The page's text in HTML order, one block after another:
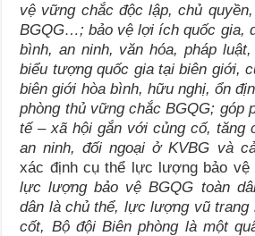
vệ vững chắc độc lập, chủ
BGQG…; bảo vệ lợi ích quốc gia,
bình, an ninh, văn hóa, pháp
biểu tượng quốc gia tại biên giới,
biên giới hòa bình, hữu nghị, ổn
phòng thủ vững chắc BGQG; góp
tế – xã hội gắn với củng cố, tăng
an ninh, đối ngoại ở KVBG và
xác định cụ thể lực lượng bảo vệ
lực lượng bảo vệ BGQG toàn
dân là chủ thể, lực lượng vũ trang
cốt, Bộ đội Biên phòng là một